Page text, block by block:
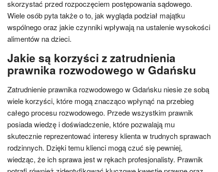
skorzystać przed rozpoczęciem postępowania sądowego.
Wiele osób pyta także o to, jak wygląda podział majątku
wspólnego oraz jakie czynniki wpływają na ustalenie wysokości
alimentów na dzieci.
Jakie są korzyści z zatrudnienia
prawnika rozwodowego w Gdańsku
Zatrudnienie prawnika rozwodowego w Gdańsku niesie ze sobą
wiele korzyści, które mogą znacząco wpłynąć na przebieg
całego procesu rozwodowego. Przede wszystkim prawnik
posiada wiedzę i doświadczenie, które pozwalają mu
skutecznie reprezentować interesy klienta w trudnych sprawach
rodzinnych. Dzięki temu klienci mogą czuć się pewniej,
wiedząc, że ich sprawa jest w rękach profesjonalisty. Prawnik